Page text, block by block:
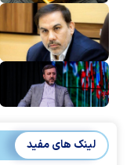
لینک های مفید